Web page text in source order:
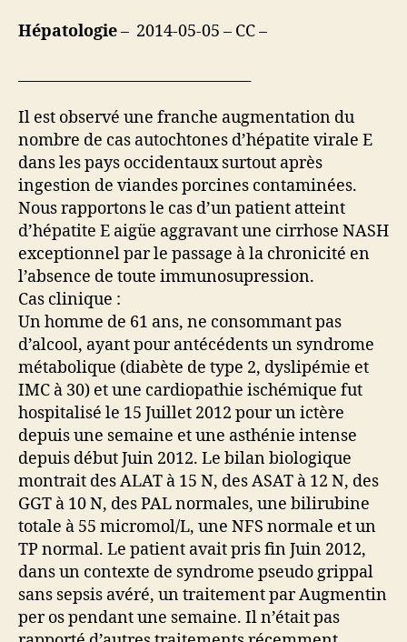
Hépatologie– 2014-05-05 – CC –
Il est observé une franche augmentation du
nombre de cas autochtones d’hépatite virale E
dans les pays occidentaux surtout après
ingestion de viandes porcines contaminées.
Nous rapportons le cas d’un patient atteint
d’hépatite E aigüe aggravant une cirrhose NASH
exceptionnel par le passage à la chronicité en
l’absence de toute immunosupression.
Cas clinique :
Un homme de 61 ans, ne consommant pas
d’alcool, ayant pour antécédents un syndrome
métabolique (diabète de type 2, dyslipémie et
IMC à 30) et une cardiopathie ischémique fut
hospitalisé le 15 Juillet 2012 pour un ictère
depuis une semaine et une asthénie intense
depuis début Juin 2012. Le bilan biologique
montrait des ALAT à 15 N, des ASAT à 12 N, des
GGT à 10 N, des PAL normales, une bilirubine
totale à 55 micromol/L, une NFS normale et un
TP normal. Le patient avait pris fin Juin 2012,
dans un contexte de syndrome pseudo grippal
sans sepsis avéré, un traitement par Augmentin
per os pendant une semaine. Il n’était pas